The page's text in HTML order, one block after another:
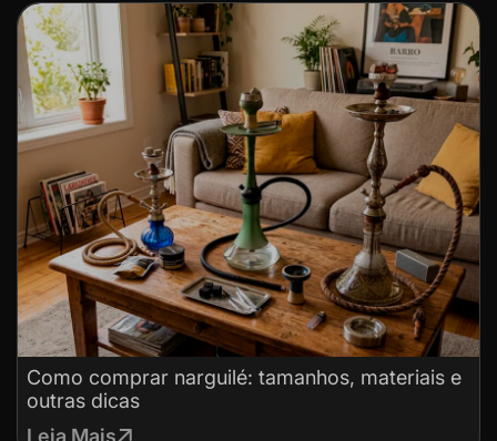
Como comprar narguilé: tamanhos, materiais e
outras dicas
Leia Mais